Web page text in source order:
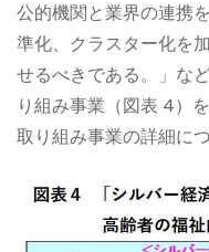
公的機関と業界の連携
準化、クラスター化を
せるべきである。」な
り組み事業（図表 4）
取り組み事業の詳細に